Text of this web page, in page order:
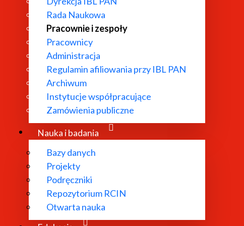
Rada Naukowa
Pracownie i zespoły
Pracownicy
Administracja
Regulamin afiliowania przy IBL PAN
Archiwum
Instytucje współpracujące
Zamówienia publiczne
Nauka i badania
Bazy danych
Projekty
Podręczniki
Repozytorium RCIN
Otwarta nauka